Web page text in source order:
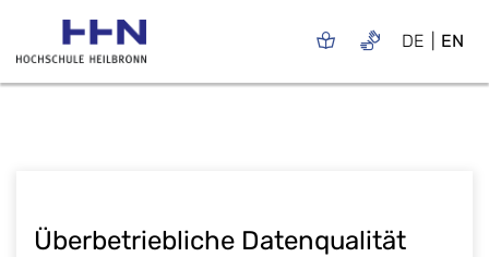
DE EN
Überbetriebliche Datenqualität